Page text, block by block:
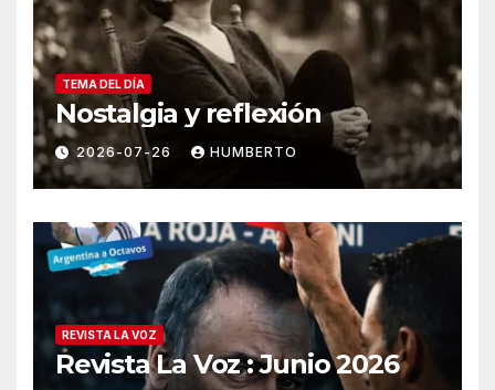
TEMA DEL DÍA
Nostalgia y reflexión
2026-07-26 HUMBERTO
REVISTA LA VOZ
Revista La Voz : Junio 2026